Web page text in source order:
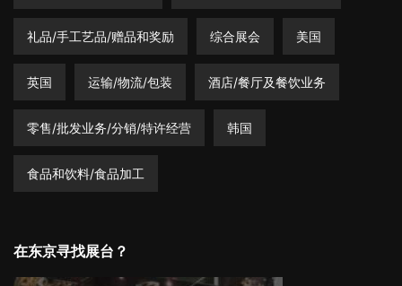
礼品/手工艺品/赠品和奖励 综合展会 美国
英国 运输/物流/包装 酒店/餐厅及餐饮业务
零售/批发业务/分销/特许经营 韩国
食品和饮料/食品加工
在东京寻找展台？